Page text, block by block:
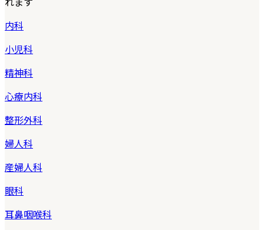
内科
小児科
精神科
心療内科
整形外科
婦人科
産婦人科
眼科
耳鼻咽喉科